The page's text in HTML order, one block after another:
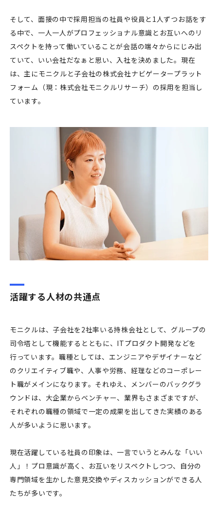
そして、面接の中で採用担当の社員や役員と1人ずつお話をす
る中で、一人一人がプロフェッショナル意識とお互いへのリ
スペクトを持って働いていることが会話の端々からにじみ出
ていて、いい会社だなぁと思い、入社を決めました。現在
は、主にモニクルと子会社の株式会社ナビゲータープラット
フォーム（現：株式会社モニクルリサーチ）の採用を担当し
ています。
活躍する人材の共通点
モニクルは、子会社を2社率いる持株会社として、グループの
司令塔として機能するとともに、ITプロダクト開発などを
行っています。職種としては、エンジニアやデザイナーなど
のクリエイティブ職や、人事や労務、経理などのコーポレー
ト職がメインになります。それゆえ、メンバーのバックグラ
ウンドは、大企業からベンチャー、業界もさまざまですが、
それぞれの職種の領域で一定の成果を出してきた実績のある
人が多いように思います。
現在活躍している社員の印象は、一言でいうとみんな「いい
人」！プロ意識が高く、お互いをリスペクトしつつ、自分の
専門領域を生かした意見交換やディスカッションができる人
たちが多いです。